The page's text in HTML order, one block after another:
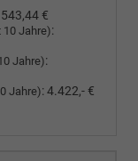
€
10 Jahre):
Jahre):
Jahre):4.422,- €